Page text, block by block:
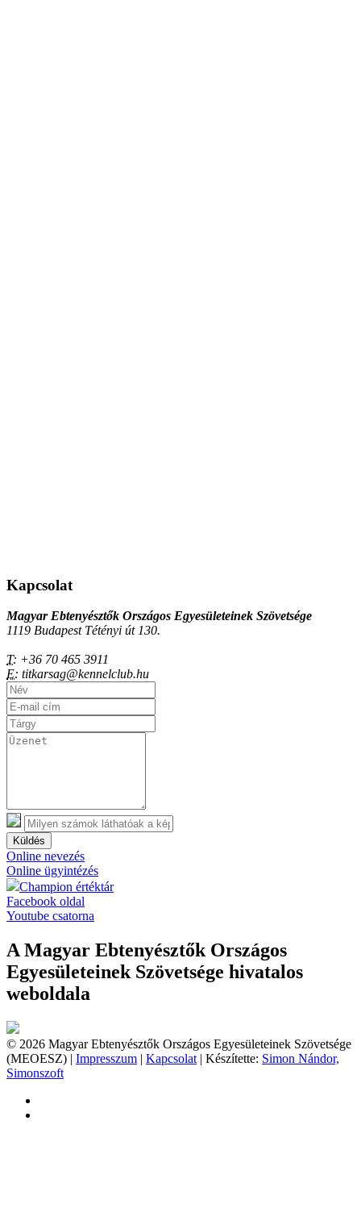
Kapcsolat
Magyar Ebtenyésztők Országos Egyesületeinek Szövetsége
1119 Budapest Tétényi út 130.
T: +36 70 465 3911
E: titkarsag@kennelclub.hu
Küldés
Online nevezés
Online ügyintézés
Champion értéktár
Facebook oldal
Youtube csatorna
A Magyar Ebtenyésztők Országos
Egyesületeinek Szövetsége hivatalos
weboldala
© 2026 Magyar Ebtenyésztők Országos Egyesületeinek Szövetsége
(MEOESZ) | Impresszum | Kapcsolat | Készítette: Simon Nándor,
Simonszoft